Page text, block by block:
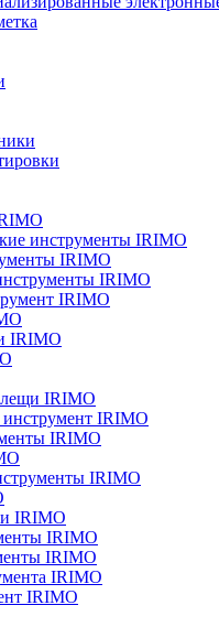
инструменты IRIMO
IRIMO
IRIMO
IRIMO
IRIMO
IRIMO
IRIMO
IRIMO
IRIMO
IRIMO
IRIMO
IRIMO
IRIMO
IRIMO